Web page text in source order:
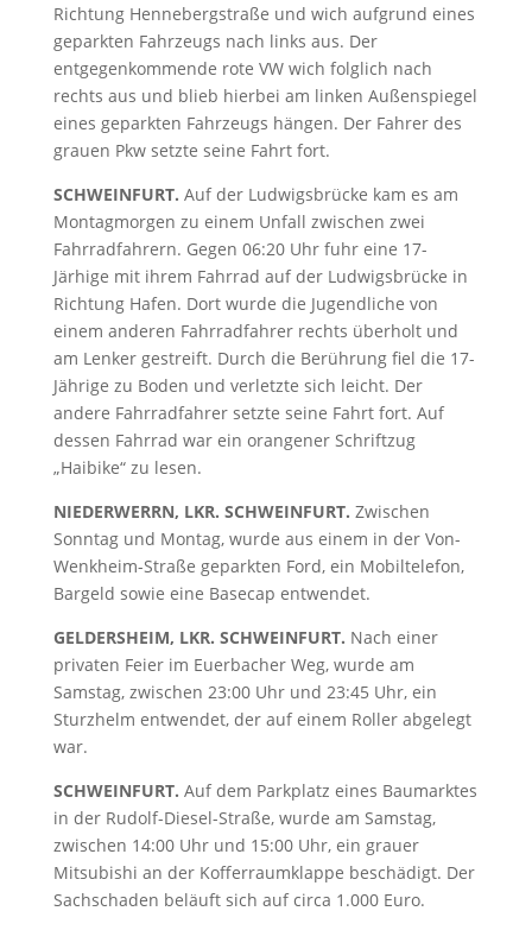
Richtung Hennebergstraße und wich aufgrund eines
geparkten Fahrzeugs nach links aus. Der
entgegenkommende rote VW wich folglich nach
rechts aus und blieb hierbei am linken Außenspiegel
eines geparkten Fahrzeugs hängen. Der Fahrer des
grauen Pkw setzte seine Fahrt fort.
SCHWEINFURT. Auf der Ludwigsbrücke kam es am
Montagmorgen zu einem Unfall zwischen zwei
Fahrradfahrern. Gegen 06:20 Uhr fuhr eine 17-
Järhige mit ihrem Fahrrad auf der Ludwigsbrücke in
Richtung Hafen. Dort wurde die Jugendliche von
einem anderen Fahrradfahrer rechts überholt und
am Lenker gestreift. Durch die Berührung fiel die 17-
Jährige zu Boden und verletzte sich leicht. Der
andere Fahrradfahrer setzte seine Fahrt fort. Auf
dessen Fahrrad war ein orangener Schriftzug
„Haibike“ zu lesen.
NIEDERWERRN, LKR. SCHWEINFURT. Zwischen
Sonntag und Montag, wurde aus einem in der Von-
Wenkheim-Straße geparkten Ford, ein Mobiltelefon,
Bargeld sowie eine Basecap entwendet.
GELDERSHEIM, LKR. SCHWEINFURT. Nach einer
privaten Feier im Euerbacher Weg, wurde am
Samstag, zwischen 23:00 Uhr und 23:45 Uhr, ein
Sturzhelm entwendet, der auf einem Roller abgelegt
war.
SCHWEINFURT. Auf dem Parkplatz eines Baumarktes
in der Rudolf-Diesel-Straße, wurde am Samstag,
zwischen 14:00 Uhr und 15:00 Uhr, ein grauer
Mitsubishi an der Kofferraumklappe beschädigt. Der
Sachschaden beläuft sich auf circa 1.000 Euro.